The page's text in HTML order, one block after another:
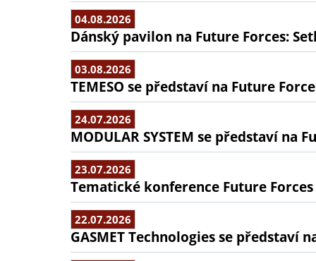
04.08.2026
Dánský pavilon na Future Forces:
03.08.2026
TEMESO se představí na Future
24.07.2026
MODULAR SYSTEM se představí na
23.07.2026
Tematické konference Future
22.07.2026
GASMET Technologies se představí